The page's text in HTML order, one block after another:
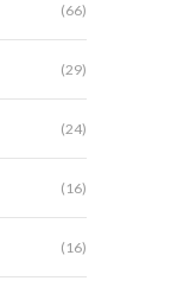
(66)
(29)
(24)
(16)
(16)